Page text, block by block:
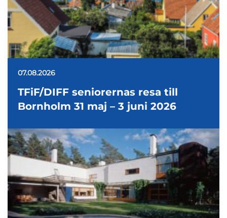
07.08.2026
TFiF/DIFF seniorernas resa till
Bornholm 31 maj – 3 juni 2026